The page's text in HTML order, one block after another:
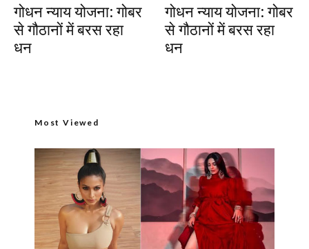
गोधन न्याय योजना: गोबर
से गौठानों में बरस रहा
धन
गोधन न्याय योजना: गोबर
से गौठानों में बरस रहा
धन
Most Viewed